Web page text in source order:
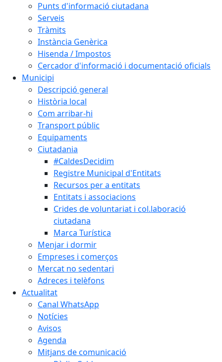
Punts d'informació ciutadana
Serveis
Tràmits
Instància Genèrica
Hisenda / Impostos
Cercador d'informació i documentació oficials
Municipi
Descripció general
Història local
Com arribar-hi
Transport públic
Equipaments
Ciutadania
#CaldesDecidim
Registre Municipal d'Entitats
Recursos per a entitats
Entitats i associacions
Crides de voluntariat i col.laboració
ciutadana
Marca Turística
Menjar i dormir
Empreses i comerços
Mercat no sedentari
Adreces i telèfons
Actualitat
Canal WhatsApp
Notícies
Avisos
Agenda
Mitjans de comunicació